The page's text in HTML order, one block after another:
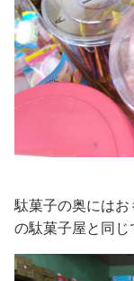
駄菓子の奥には
の駄菓子屋と同じ